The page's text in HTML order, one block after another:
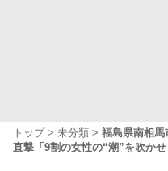
トップ 未分類
福島県南相馬
直撃「9割の女性の“潮”を吹か